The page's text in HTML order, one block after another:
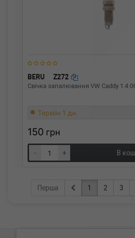
BERU Z272
Свічка запалювання VW Caddy 1.4
Термін 1 дн.
150 грн
- + В
Перша 1 2 3